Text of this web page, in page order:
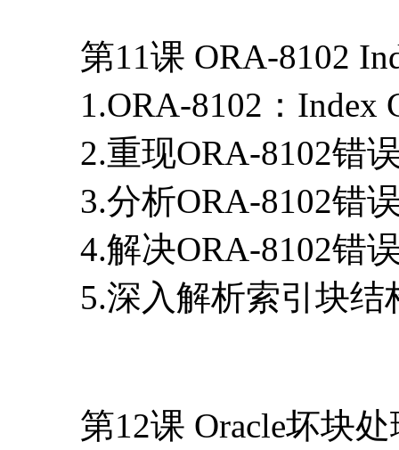
第11课 ORA-8102
1.ORA-8102：Index
2.重现ORA-8102错
3.分析ORA-8102错
4.解决ORA-8102错
5.深入解析索引块结
第12课 Oracle坏块